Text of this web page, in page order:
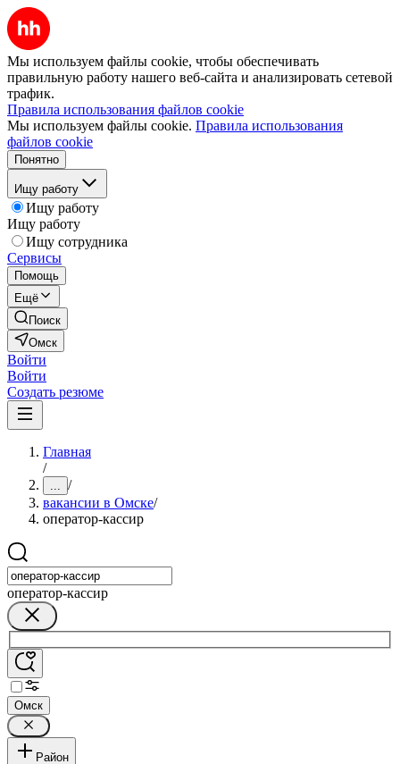
Мы используем файлы cookie, чтобы обеспечивать
правильную работу нашего веб-сайта и анализировать сетевой
трафик.
Правила использования файлов cookie
Мы используем файлы cookie. Правила использования
файлов cookie
Понятно
Ищу работу
Ищу работу
Ищу работу
Ищу сотрудника
Сервисы
Помощь
Ещё
Поиск
Омск
Войти
Войти
Создать резюме
Главная
/
... /
вакансии в Омске/
оператор-кассир
оператор-кассир
Омск
Район